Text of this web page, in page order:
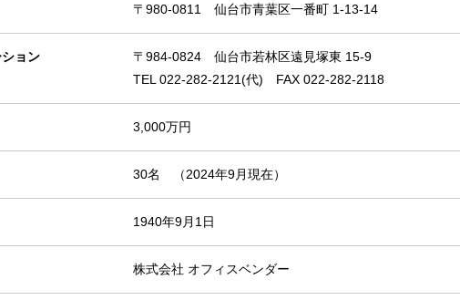
〒980-0811 仙台市青葉区一番町 1-13-14
ョン
〒984-0824 仙台市若林区遠見塚東 15-9
TEL 022-282-2121(代) FAX 022-282-2118
3,000万円
30名 （2024年9月現在）
1940年9月1日
株式会社 オフィスベンダー